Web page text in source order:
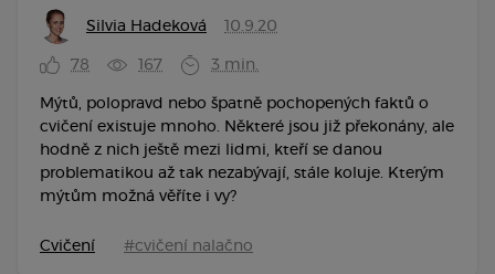
Silvia Hadeková 10.9.20
78 167 3 min.
Mýtů, polopravd nebo špatně pochopených faktů o
cvičení existuje mnoho. Některé jsou již překonány, ale
hodně z nich ještě mezi lidmi, kteří se danou
problematikou až tak nezabývají, stále koluje. Kterým
mýtům možná věříte i vy?
Cvičení #cvičení nalačno